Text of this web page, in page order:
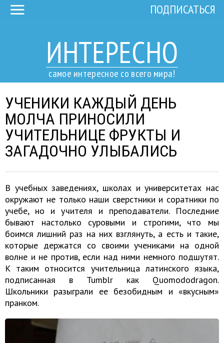
ИНТЕРЕСНО
самое интересное со всего мира!
ПОДПИСАТЬСЯ
УЧЕНИКИ КАЖДЫЙ ДЕНЬ
МОЛЧА ПРИНОСИЛИ
УЧИТЕЛЬНИЦЕ ФРУКТЫ И
ЗАГАДОЧНО УЛЫБАЛИСЬ
В учебных заведениях, школах и университетах нас
окружают не только наши сверстники и соратники по
учебе, но и учителя и преподаватели. Последние
бывают настолько суровыми и строгими, что мы
боимся лишний раз на них взглянуть, а есть и такие,
которые держатся со своими учениками на одной
волне и не против, если над ними немного подшутят.
К таким относится учительница латинского языка,
подписанная в Tumblr как Quomododragon.
Школьники разыграли ее безобидным и «вкусным»
пранком.